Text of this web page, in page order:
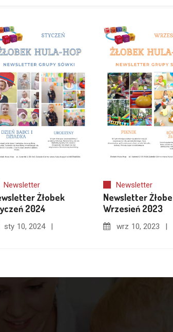
Newsletter
Żłobek
2024
sty 10, 2024
Newsletter
Newsletter
Wrzesień 2023
wrz 10, 2023